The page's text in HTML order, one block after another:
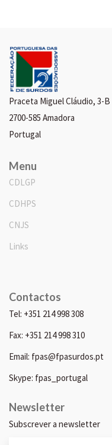
Praceta Miguel Cláudio, 3-B
2700-585 Amadora
Portugal
Menu
CDLGP
CDHPS
CNJS
Links
Contactos
Tel: +351 214 998 308
Fax: +351 214 998 310
Email: fpas@fpasurdos.pt
Skype: fpas_portugal
Newsletter
Subscrever a newsletter